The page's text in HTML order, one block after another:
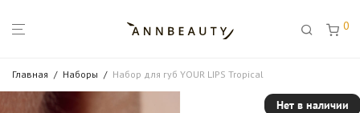
0
Главная / Наборы / Набор для губ YOUR LIPS Tropical
Нет в наличии